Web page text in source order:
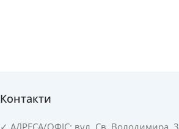
Контакти
✓ АДРЕСА/ОФІС: вул. Св. Володимира, 3